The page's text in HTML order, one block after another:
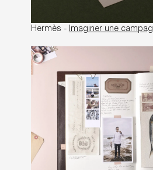
Hermès - Imaginer une campagne qui